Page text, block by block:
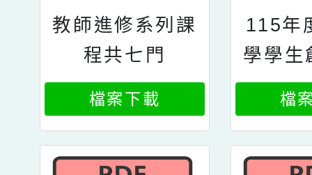
教師進修系列課
程共七門
檔案下載
115年
學學生
營活動
檔